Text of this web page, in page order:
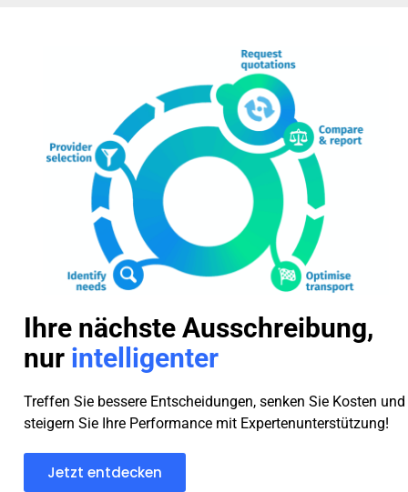
Ihre nächste Ausschreibung,
nur intelligenter
Treffen Sie bessere Entscheidungen, senken Sie Kosten und
steigern Sie Ihre Performance mit Expertenunterstützung!
Jetzt entdecken